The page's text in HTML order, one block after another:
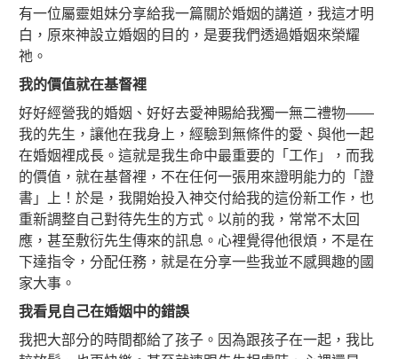
有一位屬靈姐妹分享給我一篇關於婚姻的講道，我這才明
白，原來神設立婚姻的目的，是要我們透過婚姻來榮耀
祂。
我的價值就在基督裡
好好經營我的婚姻、好好去愛神賜給我獨一無二禮物――
我的先生，讓他在我身上，經驗到無條件的愛、與他一起
在婚姻裡成長。這就是我生命中最重要的「工作」，而我
的價值，就在基督裡，不在任何一張用來證明能力的「證
書」上！於是，我開始投入神交付給我的這份新工作，也
重新調整自己對待先生的方式。以前的我，常常不太回
應，甚至敷衍先生傳來的訊息。心裡覺得他很煩，不是在
下達指令，分配任務，就是在分享一些我並不感興趣的國
家大事。
我看見自己在婚姻中的錯誤
我把大部分的時間都給了孩子。因為跟孩子在一起，我比